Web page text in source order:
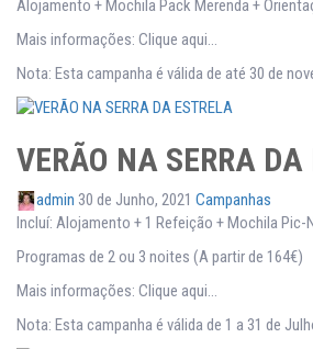
Alojamento + Mochila Pack Merenda +
Mais informações: Clique aqui…
Nota: Esta campanha é válida de até 30 de
VERÃO NA SERRA DA
admin 30 de Junho, 2021 Campanhas
Incluí: Alojamento + 1 Refeição + Mochila Pic-
Programas de 2 ou 3 noites (A partir de 164€)
Mais informações: Clique aqui…
Nota: Esta campanha é válida de 1 a 31 de